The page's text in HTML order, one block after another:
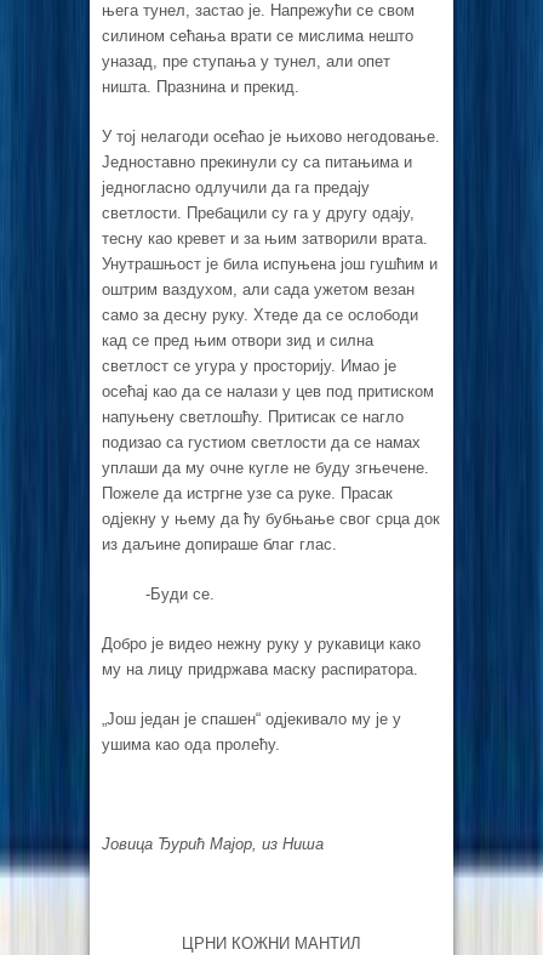
њега тунел, застао је. Напрежући се свом
силином сећања врати се мислима нешто
уназад, пре ступања у тунел, али опет
ништа. Празнина и прекид.
У тој нелагоди осећао је њихово негодовање.
Једноставно прекинули су са питањима и
једногласно одлучили да га предају
светлости. Пребацили су га у другу одају,
тесну као кревет и за њим затворили врата.
Унутрашњост је била испуњена још гушћим и
оштрим ваздухом, али сада ужетом везан
само за десну руку. Хтеде да се ослободи
кад се пред њим отвори зид и силна
светлост се угура у просторију. Имао је
осећај као да се налази у цев под притиском
напуњену светлошћу. Притисак се нагло
подизао са густиом светлости да се намах
уплаши да му очне кугле не буду згњечене.
Пожеле да истргне узе са руке. Прасак
одјекну у њему да ћу бубњање свог срца док
из даљине допираше благ глас.
-Буди се.
Добро је видео нежну руку у рукавици како
му на лицу придржава маску распиратора.
„Још један је спашен“ одјекивало му је у
ушима као ода пролећу.
Јовица Ђурић Мајор, из Ниша
ЦРНИ КОЖНИ МАНТИЛ